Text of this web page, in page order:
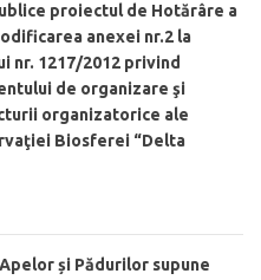
proiectul de Hotărâre a
anexei nr.2 la
nr. 1217/2012 privind
de organizare şi
organizatorice ale
Biosferei “Delta
și Pădurilor supune